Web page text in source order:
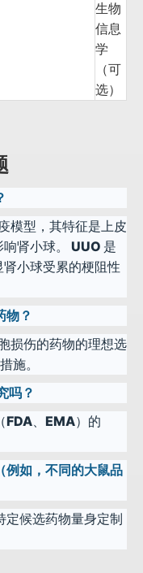
生物
信息
学
（可
选）
模型，其特征是上皮
肾小球。 UUO 是
小球受累的梗阻性
物？
损伤的药物的理想选
施。
吗？
FDA、EMA）的
例如，不同的大鼠品
定候选药物量身定制